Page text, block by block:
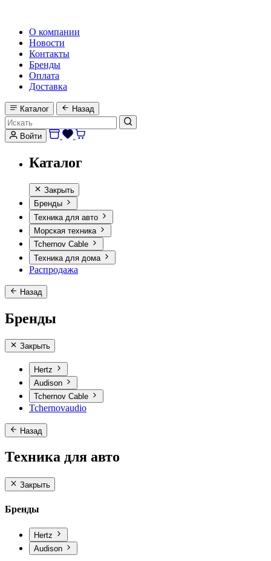
О компании
Новости
Контакты
Бренды
Оплата
Доставка
Каталог Назад
Войти
Каталог
Закрыть
Бренды
Техника для авто
Морская техника
Tchernov Cable
Техника для дома
Распродажа
Назад
Бренды
Закрыть
Hertz
Audison
Tchernov Cable
Tchernovaudio
Назад
Техника для авто
Закрыть
Бренды
Hertz
Audison